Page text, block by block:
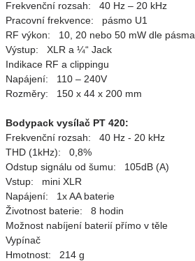
Frekvenční rozsah: 40 Hz – 20 kHz
Pracovní frekvence: pásmo U1
RF výkon: 10, 20 nebo 50 mW dle pásma
Výstup: XLR a ¼“ Jack
Indikace RF a clippingu
Napájení: 110 – 240V
Rozměry: 150 x 44 x 200 mm
Bodypack vysílač PT 420:
Frekvenční rozsah: 40 Hz - 20 kHz
THD (1kHz): 0,8%
Odstup signálu od šumu: 105dB (A)
Vstup: mini XLR
Napájení: 1x AA baterie
Životnost baterie: 8 hodin
Možnost nabíjení baterií přímo v těle
Vypínač
Hmotnost: 214 g